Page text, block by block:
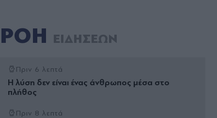
ΡΟΗ ΕΙΔΗΣΕΩΝ
Πριν 6 λεπτά
Η λύση δεν είναι ένας άνθρωπος µέσα στο
πλήθος
Πριν 8 λεπτά